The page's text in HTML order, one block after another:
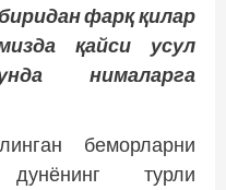
фарқ қилар
қайси усул
нималарга
беморларни
турли